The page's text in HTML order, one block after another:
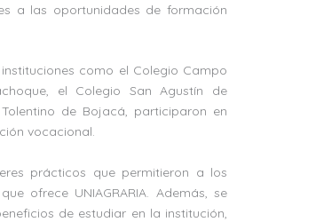
a las oportunidades de formación
como el Colegio Campo
el Colegio San Agustín de
de Bojacá, participaron en
vocacional.
prácticos que permitieron a los
ofrece UNIAGRARIA. Además, se
de estudiar en la institución,